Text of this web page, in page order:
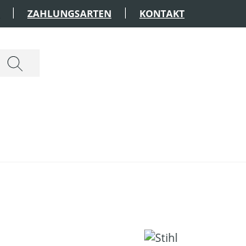
ZAHLUNGSARTEN KONTAKT